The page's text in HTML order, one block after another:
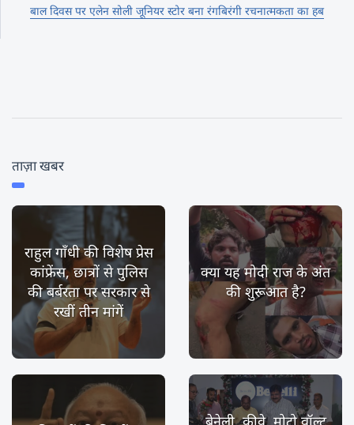
बाल दिवस पर एलेन सोली जूनियर स्टोर बना रंगबिरंगी रचनात्मकता का हब
ताज़ा खबर
राहुल गाँधी की विशेष प्रेस
कांफ्रेंस, छात्रों से पुलिस
की बर्बरता पर सरकार से
रखीं तीन मांगें
क्या यह मोदी राज के अंत
की शुरूआत है?
बेनेली, कीवे, मोटो वॉल्ट